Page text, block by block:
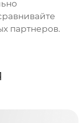
партнеров.